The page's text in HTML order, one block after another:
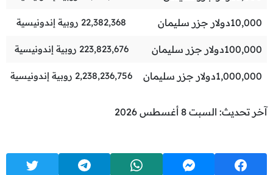
10,000دولار جزر سليمان 22,382,368 روبية إندونيسية
100,000دولار جزر سليمان 223,823,676 روبية إندونيسية
1,000,000دولار جزر سليمان 2,238,236,756 روبية إندونيسية
آخر تحديث: السبت 8 أغسطس 2026